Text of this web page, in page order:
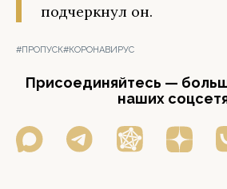
подчеркнул он.
#ПРОПУСК#КОРОНАВИРУС
Присоединяйтесь —
наших